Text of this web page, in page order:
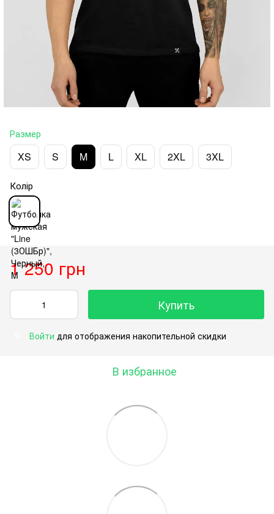
Размер
XS S M L XL 2XL 3XL
Колір
1 250 грн
Купить
Войти для отображения накопительной скидки
В избранное